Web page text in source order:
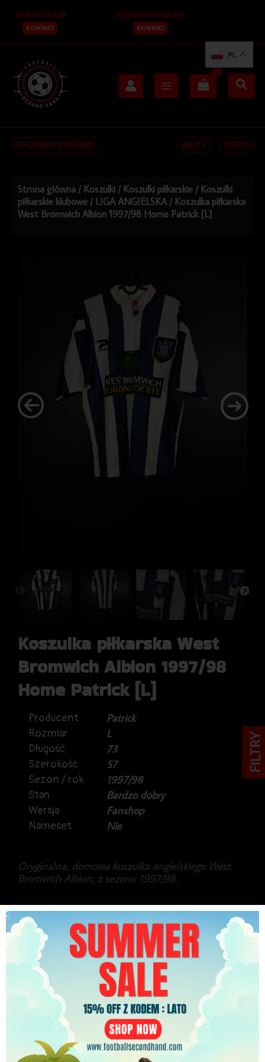
treści
SKUP KOSZULEK
KONTAKT
KLEJENIE NADRUKÓW
KONTAKT
KOSZULKI PIŁKARSKIE BLUZY KURTKI
Strona główna / Koszulki / Koszulki piłkarskie / Koszulki
piłkarskie klubowe / LIGA ANGIELSKA / Koszulka piłkarska
West Bromwich Albion 1997/98 Home Patrick [L]
Koszulka piłkarska West
Bromwich Albion 1997/98
Home Patrick [L]
Producent
Patrick
Rozmiar
L
Długość
73
Szerokość
57
Sezon / rok
1997/98
Stan
Bardzo dobry
Wersja
Fanshop
Nameset
Nie
Oryginalna, domowa koszulka angielskiego West
Bromwich Albion, z sezonu 1997/98.
Produkt marki Patrick.
Piękny, oldschool’owy trykot.
349.99 zł
Najniższa cena w ciągu ostatnich 30 dni:
PL
FILTRY